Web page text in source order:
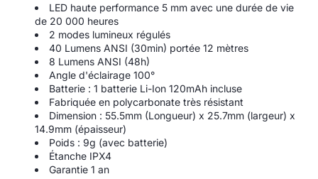
LED haute performance 5 mm avec une durée de vie
de 20 000 heures
2 modes lumineux régulés
40 Lumens ANSI (30min) portée 12 mètres
8 Lumens ANSI (48h)
Angle d'éclairage 100°
Batterie : 1 batterie Li-Ion 120mAh incluse
Fabriquée en polycarbonate très résistant
Dimension : 55.5mm (Longueur) x 25.7mm (largeur) x
14.9mm (épaisseur)
Poids : 9g (avec batterie)
Étanche IPX4
Garantie 1 an